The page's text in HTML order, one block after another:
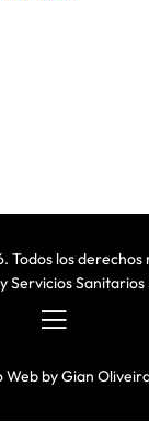
Todos los derechos
Servicios Sanitarios
Web byGian